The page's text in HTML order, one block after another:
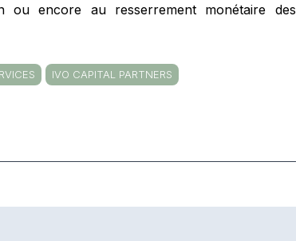
ou encore au resserrement monétaire des
IVO CAPITAL PARTNERS